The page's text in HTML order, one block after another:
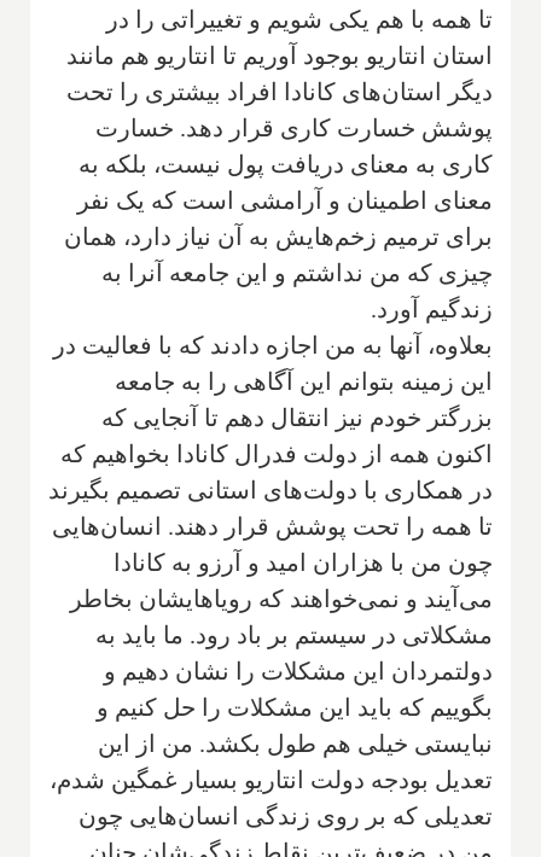
تا همه با هم یکی شویم و تغییراتی را در
استان انتاریو بوجود آوریم تا انتاریو هم مانند
دیگر استان‌های کانادا افراد بیشتری را تحت
پوشش خسارت کاری قرار دهد. خسارت
کاری به معنای دریافت پول نیست، بلکه به
معنای اطمینان و آرامشی است که یک نفر
برای ترمیم زخم‌هایش به آن نیاز دارد، همان
چیزی که من نداشتم و این جامعه آنرا به
زندگیم آورد.
بعلاوه، آنها به من اجازه دادند که با فعالیت در
این زمینه بتوانم این آگاهی را به جامعه
بزرگتر خودم نیز انتقال دهم تا آنجایی که
اکنون همه از دولت فدرال کانادا بخواهیم که
در همکاری با دولت‌های استانی تصمیم بگیرند
تا همه را تحت پوشش قرار دهند. انسان‌هایی
چون من با هزاران امید و آرزو به کانادا
می‌آیند و نمی‌خواهند که رویاهایشان بخاطر
مشکلاتی در سیستم بر باد رود. ما باید به
دولتمردان این مشکلات را نشان دهیم و
بگوییم که باید این مشکلات را حل کنیم و
نبایستی خیلی هم طول بکشد. من از این
تعدیل بودجه دولت انتاریو بسیار غمگین شدم،
تعدیلی که بر روی زندگی انسان‌هایی چون